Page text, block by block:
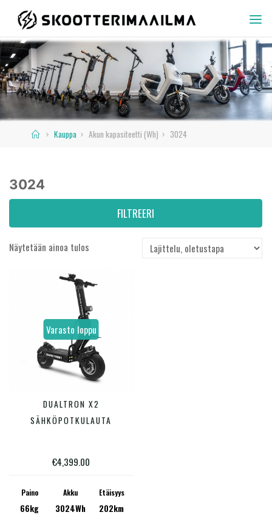
content
SKOOTTERIMAAILMA
HomeKauppa Akun kapasiteetti (Wh) 3024
3024
FILTREERI
Näytetään ainoa tulos
Varasto loppu
LUE LISÄÄ
DUALTRON X2
SÄHKÖPOTKULAUTA
€4,399.00
Paino
66kg
Akku
3024Wh
Etäisyys
202km